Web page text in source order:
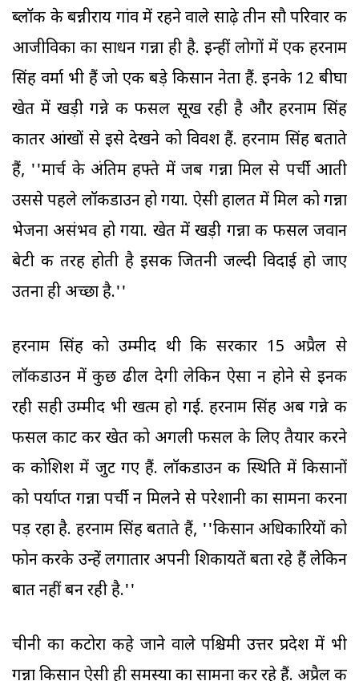
ब्लॉक के बन्नीराय गांव में रहने वाले साढ़े तीन सौ परिवार की
आजीविका का साधन गन्ना ही है. इन्हीं लोगों में एक हरनाम
सिंह वर्मा भी हैं जो एक बड़े किसान नेता हैं. इनके 12 बीघा
खेत में खड़ी गन्ने की फसल सूख रही है और हरनाम सिंह
कातर आंखों से इसे देखने को विवश हैं. हरनाम सिंह बताते
हैं, ''मार्च के अंतिम हफ्ते में जब गन्ना मिल से पर्ची आती
उससे पहले लॉकडाउन हो गया. ऐसी हालत में मिल को गन्ना
भेजना असंभव हो गया. खेत में खड़ी गन्ना की फसल जवान
बेटी की तरह होती है इसकी जितनी जल्दी विदाई हो जाए
उतना ही अच्छा है.''
हरनाम सिंह को उम्मीद थी कि सरकार 15 अप्रैल से
लॉकडाउन में कुछ ढील देगी लेकिन ऐसा न होने से इनकी
रही सही उम्मीद भी खत्म हो गई. हरनाम सिंह अब गन्ने की
फसल काट कर खेत को अगली फसल के लिए तैयार करने
की कोशिश में जुट गए हैं. लॉकडाउन की स्थिति में किसानों
को पर्याप्त गन्ना पर्ची न मिलने से परेशानी का सामना करना
पड़ रहा है. हरनाम सिंह बताते हैं, ''किसान अधिकारियों को
फोन करके उन्हें लगातार अपनी शिकायतें बता रहे हैं लेकिन
बात नहीं बन रही है.''
चीनी का कटोरा कहे जाने वाले पश्चिमी उत्तर प्रदेश में भी
गन्ना किसान ऐसी ही समस्या का सामना कर रहे हैं. अप्रैल की